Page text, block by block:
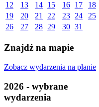
12
13 14 15 16 17
18
19
20 21 22 23 24
25
26
27 28 29 30 31
Znajdź na mapie
Zobacz wydarzenia na planie
2026 - wybrane
wydarzenia